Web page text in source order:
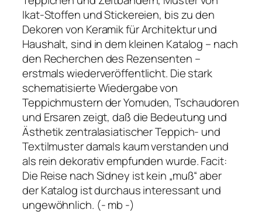
Ikat-Stoffen und Stickereien, bis zu den
Dekoren von Keramik für Architektur und
Haushalt, sind in dem kleinen Katalog – nach
den Recherchen des Rezensenten –
erstmals wiederveröffentlicht. Die stark
schematisierte Wiedergabe von
Teppichmustern der Yomuden, Tschaudoren
und Ersaren zeigt, daß die Bedeutung und
Ästhetik zentralasiatischer Teppich- und
Textilmuster damals kaum verstanden und
als rein dekorativ empfunden wurde. Facit:
Die Reise nach Sidney ist kein „muß“ aber
der Katalog ist durchaus interessant und
ungewöhnlich. (- mb -)